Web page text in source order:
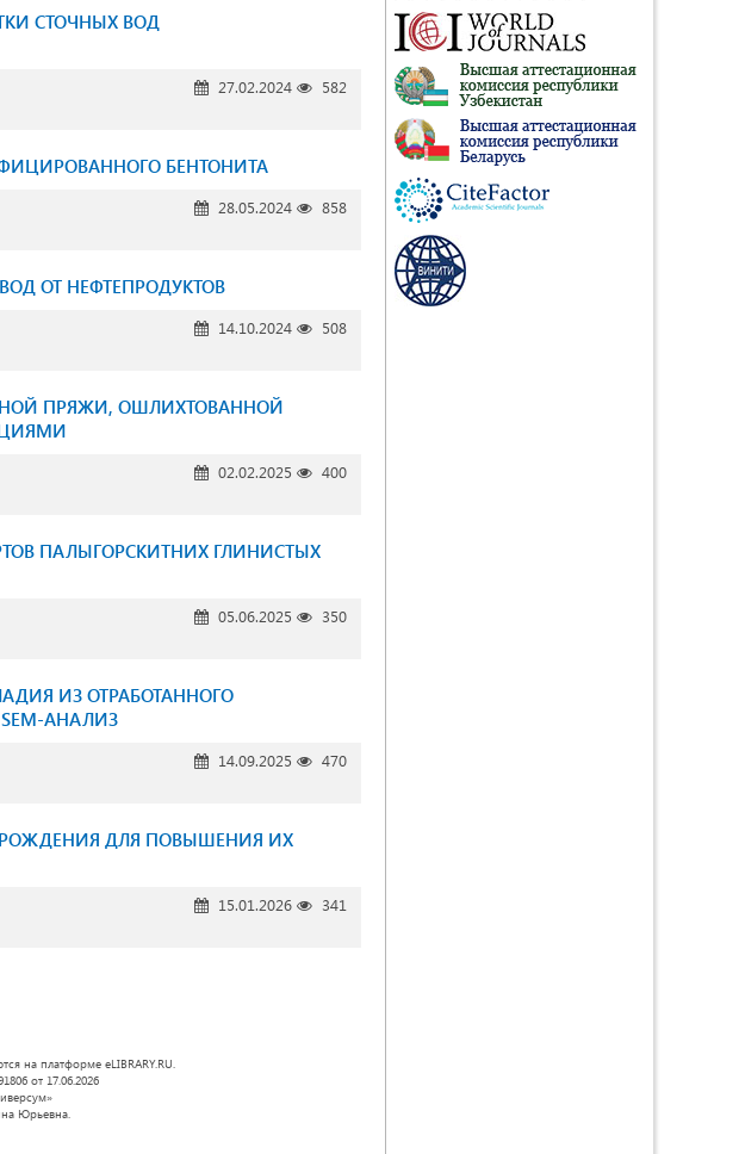
СТОЧНЫХ ВОД
27.02.2024
582
БЕНТОНИТА
28.05.2024
858
ОТ НЕФТЕПРОДУКТОВ
14.10.2024
508
ПРЯЖИ, ОШЛИХТОВАННОЙ
02.02.2025
400
ПАЛЫГОРСКИТНИХ ГЛИНИСТЫХ
05.06.2025
350
ИЗ ОТРАБОТАННОГО
АНАЛИЗ
14.09.2025
470
ДЛЯ ПОВЫШЕНИЯ ИХ
15.01.2026
341
на платформе eLIBRARY.RU.
от 17.06.2026
Юрьевна.